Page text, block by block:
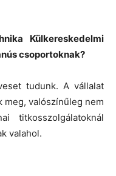
Külkereskedelmi
csoportoknak?
tudunk. A vállalat
meg, valószínűleg nem
titkosszolgálatoknál
valahol.